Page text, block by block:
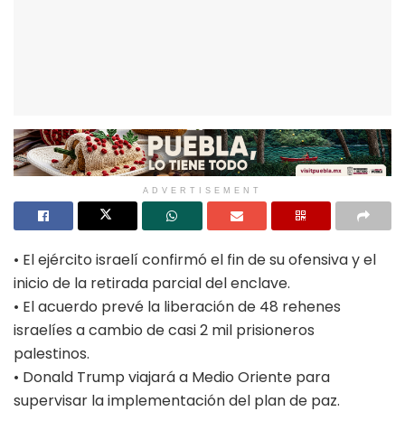
ADVERTISEMENT
• El ejército israelí confirmó el fin de su ofensiva y el
inicio de la retirada parcial del enclave.
• El acuerdo prevé la liberación de 48 rehenes
israelíes a cambio de casi 2 mil prisioneros
palestinos.
• Donald Trump viajará a Medio Oriente para
supervisar la implementación del plan de paz.